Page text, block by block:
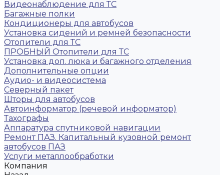
Видеонаблюдение для ТС
Багажные полки
Кондиционеры для автобусов
Установка сидений и ремней безопасности
Отопители для ТС
ПРОБНЫЙ Отопители для ТС
Установка доп. люка и багажного отделения
Дополнительные опции
Аудио- и видеосистема
Северный пакет
Шторы для автобусов
Автоинформатор (речевой информатор)
Тахографы
Аппаратура спутниковой навигации
Ремонт ПАЗ. Капитальный кузовной ремонт
автобусов ПАЗ
Услуги металлообработки
Компания